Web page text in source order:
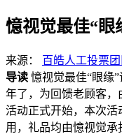
憶视觉最佳“眼
来源： 百皓人工投票团
导读 憶视觉最佳“眼缘
年了，为回馈老顾客，
活动正式开始，本次
用，礼品均由憶视觉承